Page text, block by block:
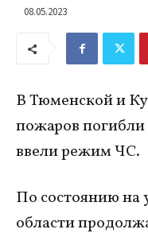
08.05.2023
В Тюменской и
пожаров погибли
ввели режим ЧС.
По состоянию на
области